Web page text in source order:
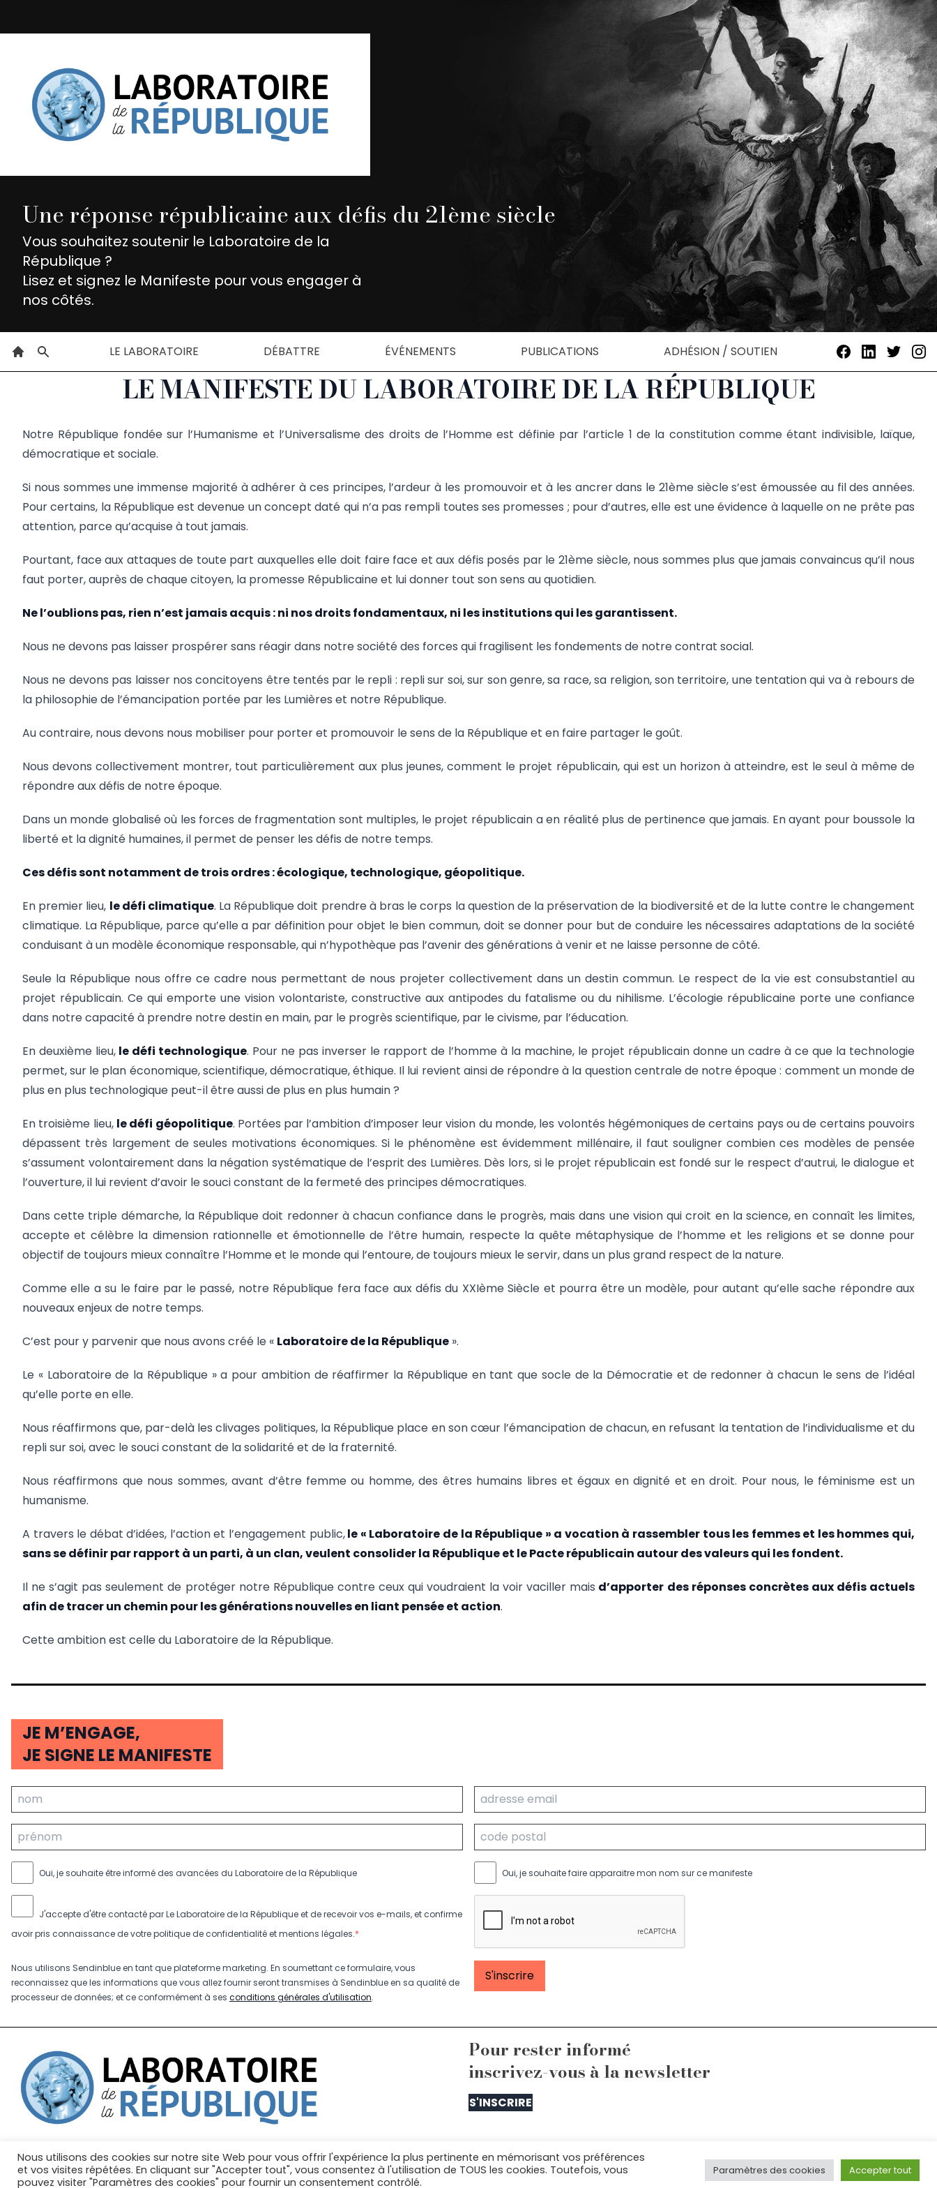
Une réponse républicaine aux défis du 21ème siècle
Vous souhaitez soutenir le Laboratoire de la
République ?
Lisez et signez le Manifeste pour vous engager à
nos côtés.
LE LABORATOIRE DÉBATTRE ÉVÉNEMENTS PUBLICATIONS ADHÉSION / SOUTIEN
LE MANIFESTE DU LABORATOIRE DE LA RÉPUBLIQUE
Notre République fondée sur l’Humanisme et l’Universalisme des droits de l’Homme est définie par l’article 1 de la constitution comme étant indivisible, laïque,
démocratique et sociale.
Si nous sommes une immense majorité à adhérer à ces principes, l’ardeur à les promouvoir et à les ancrer dans le 21ème siècle s’est émoussée au fil des années.
Pour certains, la République est devenue un concept daté qui n’a pas rempli toutes ses promesses ; pour d’autres, elle est une évidence à laquelle on ne prête pas
attention, parce qu’acquise à tout jamais.
Pourtant, face aux attaques de toute part auxquelles elle doit faire face et aux défis posés par le 21ème siècle, nous sommes plus que jamais convaincus qu’il nous
faut porter, auprès de chaque citoyen, la promesse Républicaine et lui donner tout son sens au quotidien.
Ne l’oublions pas, rien n’est jamais acquis : ni nos droits fondamentaux, ni les institutions qui les garantissent.
Nous ne devons pas laisser prospérer sans réagir dans notre société des forces qui fragilisent les fondements de notre contrat social.
Nous ne devons pas laisser nos concitoyens être tentés par le repli : repli sur soi, sur son genre, sa race, sa religion, son territoire, une tentation qui va à rebours de
la philosophie de l’émancipation portée par les Lumières et notre République.
Au contraire, nous devons nous mobiliser pour porter et promouvoir le sens de la République et en faire partager le goût.
Nous devons collectivement montrer, tout particulièrement aux plus jeunes, comment le projet républicain, qui est un horizon à atteindre, est le seul à même de
répondre aux défis de notre époque.
Dans un monde globalisé où les forces de fragmentation sont multiples, le projet républicain a en réalité plus de pertinence que jamais. En ayant pour boussole la
liberté et la dignité humaines, il permet de penser les défis de notre temps.
Ces défis sont notamment de trois ordres : écologique, technologique, géopolitique.
En premier lieu, le défi climatique. La République doit prendre à bras le corps la question de la préservation de la biodiversité et de la lutte contre le changement
climatique. La République, parce qu’elle a par définition pour objet le bien commun, doit se donner pour but de conduire les nécessaires adaptations de la société
conduisant à un modèle économique responsable, qui n’hypothèque pas l’avenir des générations à venir et ne laisse personne de côté.
Seule la République nous offre ce cadre nous permettant de nous projeter collectivement dans un destin commun. Le respect de la vie est consubstantiel au
projet républicain. Ce qui emporte une vision volontariste, constructive aux antipodes du fatalisme ou du nihilisme. L’écologie républicaine porte une confiance
dans notre capacité à prendre notre destin en main, par le progrès scientifique, par le civisme, par l’éducation.
En deuxième lieu, le défi technologique. Pour ne pas inverser le rapport de l’homme à la machine, le projet républicain donne un cadre à ce que la technologie
permet, sur le plan économique, scientifique, démocratique, éthique. Il lui revient ainsi de répondre à la question centrale de notre époque : comment un monde de
plus en plus technologique peut-il être aussi de plus en plus humain ?
En troisième lieu, le défi géopolitique. Portées par l’ambition d’imposer leur vision du monde, les volontés hégémoniques de certains pays ou de certains pouvoirs
dépassent très largement de seules motivations économiques. Si le phénomène est évidemment millénaire, il faut souligner combien ces modèles de pensée
s’assument volontairement dans la négation systématique de l’esprit des Lumières. Dès lors, si le projet républicain est fondé sur le respect d’autrui, le dialogue et
l’ouverture, il lui revient d’avoir le souci constant de la fermeté des principes démocratiques.
Dans cette triple démarche, la République doit redonner à chacun confiance dans le progrès, mais dans une vision qui croit en la science, en connaît les limites,
accepte et célèbre la dimension rationnelle et émotionnelle de l’être humain, respecte la quête métaphysique de l’homme et les religions et se donne pour
objectif de toujours mieux connaître l’Homme et le monde qui l’entoure, de toujours mieux le servir, dans un plus grand respect de la nature.
Comme elle a su le faire par le passé, notre République fera face aux défis du XXIème Siècle et pourra être un modèle, pour autant qu’elle sache répondre aux
nouveaux enjeux de notre temps.
C’est pour y parvenir que nous avons créé le « Laboratoire de la République ».
Le « Laboratoire de la République » a pour ambition de réaffirmer la République en tant que socle de la Démocratie et de redonner à chacun le sens de l’idéal
qu’elle porte en elle.
Nous réaffirmons que, par-delà les clivages politiques, la République place en son cœur l’émancipation de chacun, en refusant la tentation de l’individualisme et du
repli sur soi, avec le souci constant de la solidarité et de la fraternité.
Nous réaffirmons que nous sommes, avant d’être femme ou homme, des êtres humains libres et égaux en dignité et en droit. Pour nous, le féminisme est un
humanisme.
A travers le débat d’idées, l’action et l’engagement public,le « Laboratoire de la République » a vocation à rassembler tous les femmes et les hommes qui,
sans se définir par rapport à un parti, à un clan, veulent consolider la République et le Pacte républicain autour des valeurs qui les fondent.
Il ne s’agit pas seulement de protéger notre République contre ceux qui voudraient la voir vaciller mais d’apporter des réponses concrètes aux défis actuels
afin de tracer un chemin pour les générations nouvelles en liant pensée et action.
Cette ambition est celle du Laboratoire de la République.
JE M’ENGAGE,
JE SIGNE LE MANIFESTE
Oui, je souhaite être informé des avancées du Laboratoire de la République Oui, je souhaite faire apparaitre mon nom sur ce manifeste
J'accepte d'être contacté par Le Laboratoire de la République et de recevoir vos e-mails, et confirme
avoir pris connaissance de votre politique de confidentialité et mentions légales.*
Nous utilisons Sendinblue en tant que plateforme marketing. En soumettant ce formulaire, vous
reconnaissez que les informations que vous allez fournir seront transmises à Sendinblue en sa qualité de
processeur de données; et ce conformément à ses conditions générales d'utilisation.
Pour rester informé
inscrivez-vous à la newsletter
S'INSCRIRE
Mentions légales Gestion des cookies Nous contacter : equipe@lelaboratoiredelarepublique.fr
Nous utilisons des cookies sur notre site Web pour vous offrir l'expérience la plus pertinente en mémorisant vos préférences
et vos visites répétées. En cliquant sur "Accepter tout", vous consentez à l'utilisation de TOUS les cookies. Toutefois, vous
pouvez visiter "Paramètres des cookies" pour fournir un consentement contrôlé.
Paramètres des cookies Accepter tout